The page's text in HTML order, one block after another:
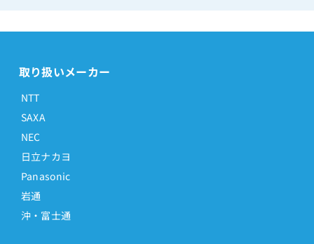
取り扱いメーカー
NTT
SAXA
NEC
日立ナカヨ
Panasonic
岩通
沖・富士通